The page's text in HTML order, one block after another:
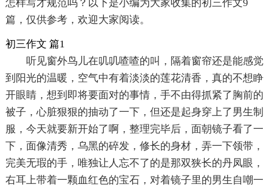
怎样写才规范吗？以下是小编为大家收集的初三作文9
篇，仅供参考，欢迎大家阅读。
初三作文 篇1
听见窗外鸟儿在叽叽喳喳的叫，隔着窗帘还是能感觉
到阳光的温暖，空气中有着淡淡的莲花清香，真的不想睁
开眼睛，想到即将要面对的事情，手不由得抓紧了胸前的
被子，心脏狠狠的抽动了一下，但还是起身穿上了男生制
服，今天就要新开始了啊，整理完毕后，面朝镜子看了一
下，面像清秀，乌黑的碎发，修长的身材，弄一下领带，
完美无瑕的手，唯独让人忘不了的是那双狭长的丹凤眼，
右耳上带着一颗血红色的宝石，对着镜子里的男生自嘲一